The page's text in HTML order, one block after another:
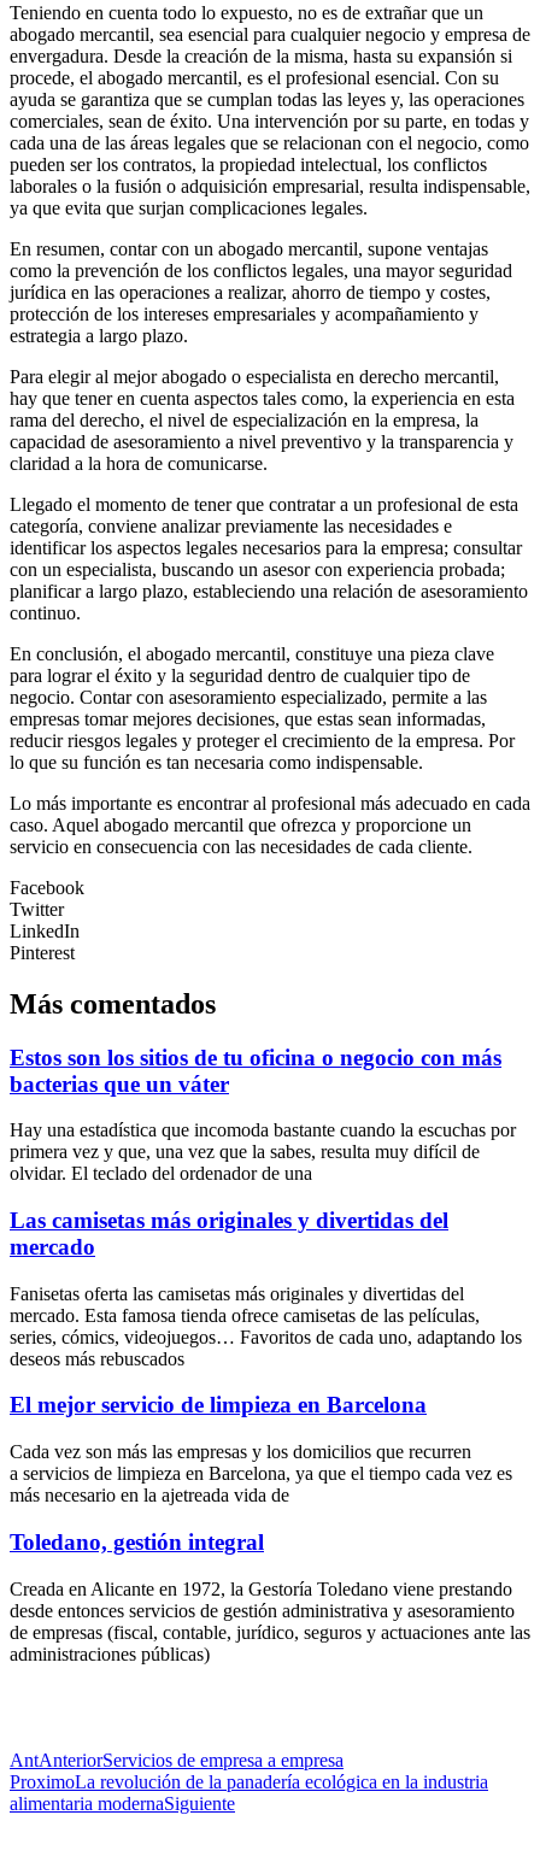
Teniendo en cuenta todo lo expuesto, no es de extrañar que un
abogado mercantil, sea esencial para cualquier negocio y empresa de
envergadura. Desde la creación de la misma, hasta su expansión si
procede, el abogado mercantil, es el profesional esencial. Con su
ayuda se garantiza que se cumplan todas las leyes y, las operaciones
comerciales, sean de éxito. Una intervención por su parte, en todas y
cada una de las áreas legales que se relacionan con el negocio, como
pueden ser los contratos, la propiedad intelectual, los conflictos
laborales o la fusión o adquisición empresarial, resulta indispensable,
ya que evita que surjan complicaciones legales.
En resumen, contar con un abogado mercantil, supone ventajas
como la prevención de los conflictos legales, una mayor seguridad
jurídica en las operaciones a realizar, ahorro de tiempo y costes,
protección de los intereses empresariales y acompañamiento y
estrategia a largo plazo.
Para elegir al mejor abogado o especialista en derecho mercantil,
hay que tener en cuenta aspectos tales como, la experiencia en esta
rama del derecho, el nivel de especialización en la empresa, la
capacidad de asesoramiento a nivel preventivo y la transparencia y
claridad a la hora de comunicarse.
Llegado el momento de tener que contratar a un profesional de esta
categoría, conviene analizar previamente las necesidades e
identificar los aspectos legales necesarios para la empresa; consultar
con un especialista, buscando un asesor con experiencia probada;
planificar a largo plazo, estableciendo una relación de asesoramiento
continuo.
En conclusión, el abogado mercantil, constituye una pieza clave
para lograr el éxito y la seguridad dentro de cualquier tipo de
negocio. Contar con asesoramiento especializado, permite a las
empresas tomar mejores decisiones, que estas sean informadas,
reducir riesgos legales y proteger el crecimiento de la empresa. Por
lo que su función es tan necesaria como indispensable.
Lo más importante es encontrar al profesional más adecuado en cada
caso. Aquel abogado mercantil que ofrezca y proporcione un
servicio en consecuencia con las necesidades de cada cliente.
Facebook
Twitter
LinkedIn
Pinterest
Más comentados
Estos son los sitios de tu oficina o negocio con más
bacterias que un váter
Hay una estadística que incomoda bastante cuando la escuchas por
primera vez y que, una vez que la sabes, resulta muy difícil de
olvidar. El teclado del ordenador de una
Las camisetas más originales y divertidas del
mercado
Fanisetas oferta las camisetas más originales y divertidas del
mercado. Esta famosa tienda ofrece camisetas de las películas,
series, cómics, videojuegos… Favoritos de cada uno, adaptando los
deseos más rebuscados
El mejor servicio de limpieza en Barcelona
Cada vez son más las empresas y los domicilios que recurren
a servicios de limpieza en Barcelona, ya que el tiempo cada vez es
más necesario en la ajetreada vida de
Toledano, gestión integral
Creada en Alicante en 1972, la Gestoría Toledano viene prestando
desde entonces servicios de gestión administrativa y asesoramiento
de empresas (fiscal, contable, jurídico, seguros y actuaciones ante las
administraciones públicas)
AntAnteriorServicios de empresa a empresa
ProximoLa revolución de la panadería ecológica en la industria
alimentaria modernaSiguiente